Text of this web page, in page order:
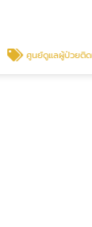
ศูนย์ดูแลผู้ป่วยติดเตียง ศรีราชา